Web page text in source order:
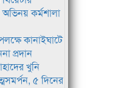
অভিনয় কর্মশালা
কানাইঘাটে
প্রদান
খুনি
৫ দিনের